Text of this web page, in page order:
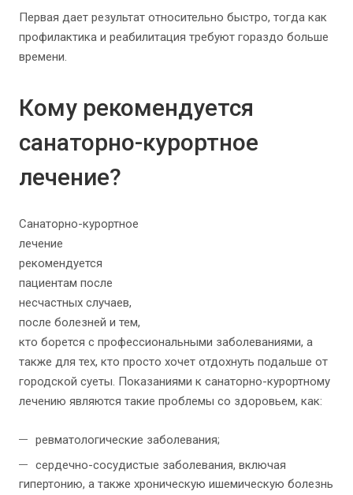
Первая дает результат относительно быстро, тогда как
профилактика и реабилитация требуют гораздо больше
времени.
Кому рекомендуется
санаторно-курортное
лечение?
Санаторно-курортное
лечение
рекомендуется
пациентам после
несчастных случаев,
после болезней и тем,
кто борется с профессиональными заболеваниями, а
также для тех, кто просто хочет отдохнуть подальше от
городской суеты. Показаниями к санаторно-курортному
лечению являются такие проблемы со здоровьем, как:
ревматологические заболевания;
сердечно-сосудистые заболевания, включая
гипертонию, а также хроническую ишемическую болезнь